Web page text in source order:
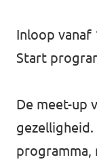
Inloop vanaf
Start
De meet-up
gezelligheid.
programma,